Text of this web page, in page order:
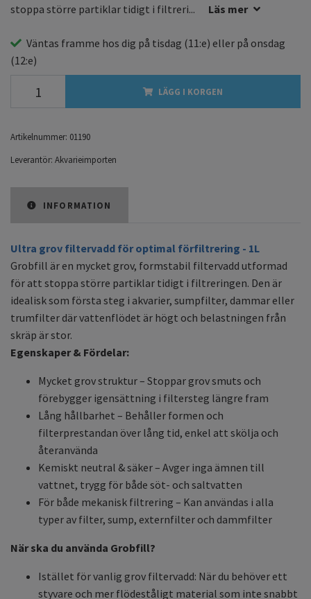
stoppa större partiklar tidigt i filtreri...
Läs mer
Väntas framme hos dig på tisdag (11:e) eller på onsdag
(12:e)
LÄGG I KORGEN
Artikelnummer: 01190
Leverantör: Akvarieimporten
INFORMATION
Ultra grov filtervadd för optimal förfiltrering - 1L
Grobfill är en mycket grov, formstabil filtervadd utformad
för att stoppa större partiklar tidigt i filtreringen. Den är
idealisk som första steg i akvarier, sumpfilter, dammar eller
trumfilter där vattenflödet är högt och belastningen från
skräp är stor.
Egenskaper & Fördelar:
Mycket grov struktur – Stoppar grov smuts och
förebygger igensättning i filtersteg längre fram
Lång hållbarhet – Behåller formen och
filterprestandan över lång tid, enkel att skölja och
återanvända
Kemiskt neutral & säker – Avger inga ämnen till
vattnet, trygg för både söt- och saltvatten
För både mekanisk filtrering – Kan användas i alla
typer av filter, sump, externfilter och dammfilter
När ska du använda Grobfill?
Istället för vanlig grov filtervadd: När du behöver ett
styvare och mer flödeståligt material som inte snabbt